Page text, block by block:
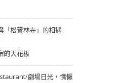
「松贊林寺」的相遇
的天花板
劇場日光，慵懶